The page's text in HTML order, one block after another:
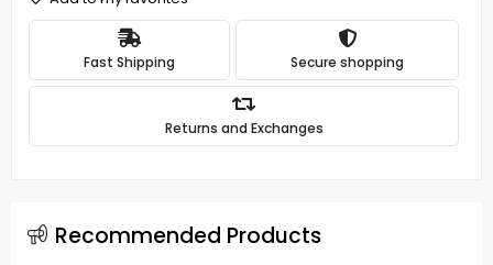
Fast Shipping Secure shopping
Returns and Exchanges
Recommended Products